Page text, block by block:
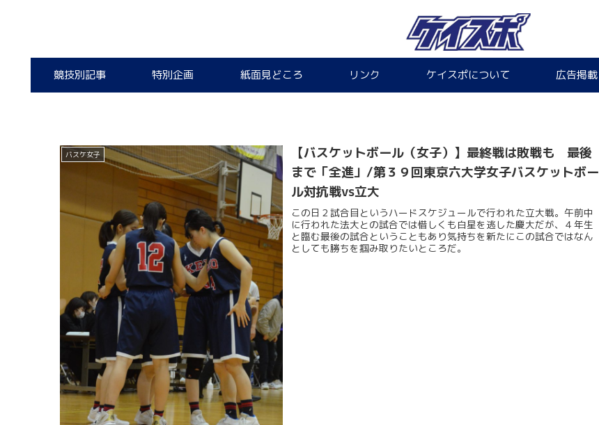
競技別記事 特別企画 紙面見どころ リンク ケイスポについて 広告掲載
バスケ女子
【バスケットボール（女子）】最終戦は敗戦も 最後
まで「全進」/第３９回東京六大学女子バスケットボー
ル対抗戦vs立大
この日２試合目というハードスケジュールで行われた立大戦。午前中
に行われた法大との試合では惜しくも白星を逃した慶大だが、４年生
と臨む最後の試合ということもあり気持ちを新たにこの試合ではなん
としても勝ちを掴み取りたいところだ。